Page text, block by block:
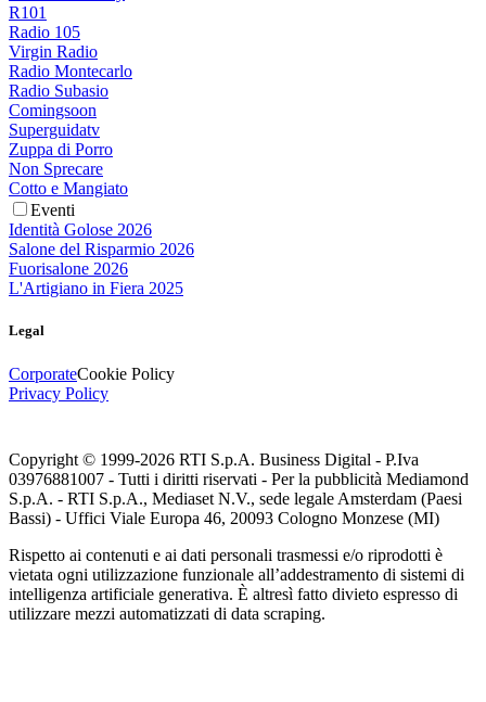
R101
Radio 105
Virgin Radio
Radio Montecarlo
Radio Subasio
Comingsoon
Superguidatv
Zuppa di Porro
Non Sprecare
Cotto e Mangiato
Eventi
Identità Golose 2026
Salone del Risparmio 2026
Fuorisalone 2026
L'Artigiano in Fiera 2025
Legal
CorporateCookie Policy
Privacy Policy
Copyright © 1999-2026 RTI S.p.A. Business Digital - P.Iva
03976881007 - Tutti i diritti riservati - Per la pubblicità Mediamond
S.p.A. - RTI S.p.A., Mediaset N.V., sede legale Amsterdam (Paesi
Bassi) - Uffici Viale Europa 46, 20093 Cologno Monzese (MI)
Rispetto ai contenuti e ai dati personali trasmessi e/o riprodotti è
vietata ogni utilizzazione funzionale all’addestramento di sistemi di
intelligenza artificiale generativa. È altresì fatto divieto espresso di
utilizzare mezzi automatizzati di data scraping.